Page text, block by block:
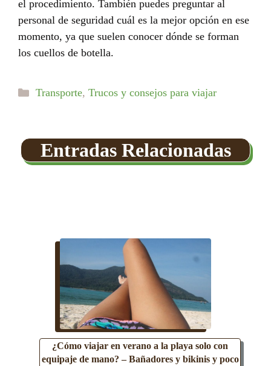
el procedimiento. También puedes preguntar al
personal de seguridad cuál es la mejor opción en ese
momento, ya que suelen conocer dónde se forman
los cuellos de botella.
Categorías
Transporte, Trucos y consejos para viajar
Entradas Relacionadas
¿Cómo viajar en verano a la playa solo con
equipaje de mano? – Bañadores y bikinis y poco